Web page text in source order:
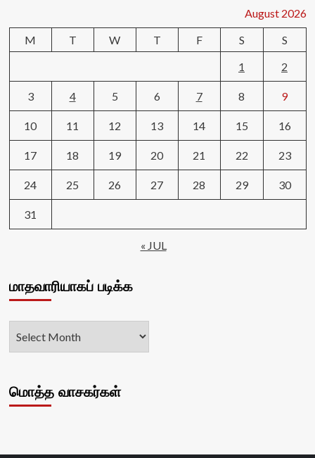
August 2026
M
T W T F S
S
1
2
3 4 5 6 7 8 9
10 11 12 13 14 15 16
17 18 19 20 21 22 23
24 25 26 27 28 29 30
31
« JUL
மாதவாரியாகப் படிக்க
மொத்த வாசகர்கள்